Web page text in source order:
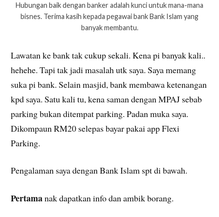
Hubungan baik dengan banker adalah kunci untuk mana-mana
bisnes. Terima kasih kepada pegawai bank Bank Islam yang
banyak membantu.
Lawatan ke bank tak cukup sekali. Kena pi banyak kali..
hehehe. Tapi tak jadi masalah utk saya. Saya memang
suka pi bank. Selain masjid, bank membawa ketenangan
kpd saya. Satu kali tu, kena saman dengan MPAJ sebab
parking bukan ditempat parking. Padan muka saya.
Dikompaun RM20 selepas bayar pakai app Flexi
Parking.
Pengalaman saya dengan Bank Islam spt di bawah.
Pertamanak dapatkan info dan ambik borang.